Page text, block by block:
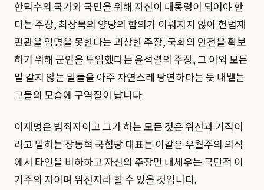
한덕수의 국가와 국민을 위해 자신이 대통령이 되어야 한
다는 주장, 최상목의 양당의 합의가 이뤄지지 않아 헌법재
판관을 임명을 못한다는 괴상한 주장, 국회의 안전을 확보
하기 위해 군인을 투입했다는 윤석렬의 주장, 그 이외 모든
말 같지 않는 말들을 아주 자연스레 당연하다는 듯 내뱉는
그들의 모습에 구역질이 납니다.
이재명은 범죄자이고 그가 하는 모든 것은 위선과 거직이
라고 말하는 장동혁 국힘당 대표는 이같은 우월주의 의식
에서 타인을 비하하고 자신의 주장만 내세우는 극단적 이
기주의 자이며 위선자라 할 수 있을 것입니다.